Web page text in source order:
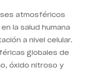
atmosféricos
la salud humana
a nivel celular.
globales de
óxido nitroso y